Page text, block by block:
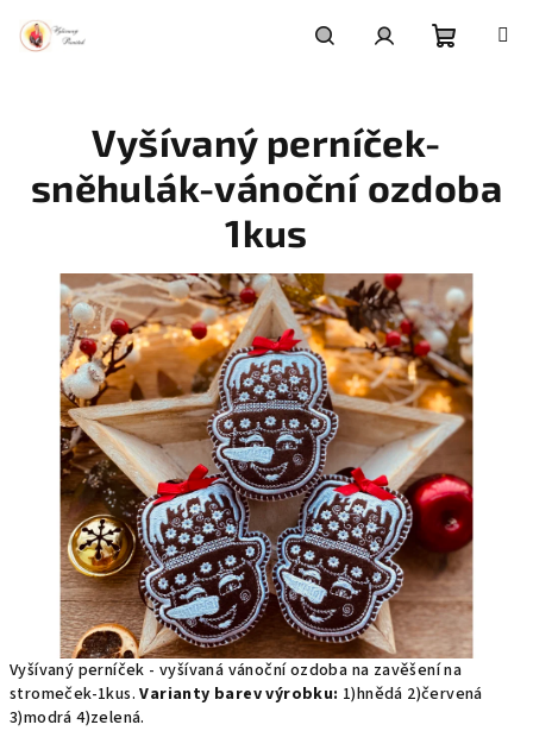
obsah
Vyšívaný perníček - vyšívaná vánoční ozdoba na zavěšení na
stromeček-1kus.Varianty barev výrobku: 1)hnědá 2)červená
3)modrá 4)zelená.
Vyšívaný perníček-
sněhulák-vánoční ozdoba
1kus